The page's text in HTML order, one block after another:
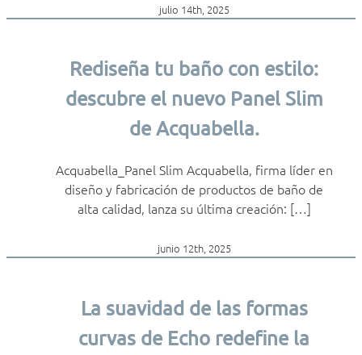
julio 14th, 2025
Rediseña tu baño con estilo:
descubre el nuevo Panel Slim
de Acquabella.
Acquabella_Panel Slim Acquabella, firma líder en
diseño y fabricación de productos de baño de
alta calidad, lanza su última creación: […]
junio 12th, 2025
La suavidad de las formas
curvas de Echo redefine la